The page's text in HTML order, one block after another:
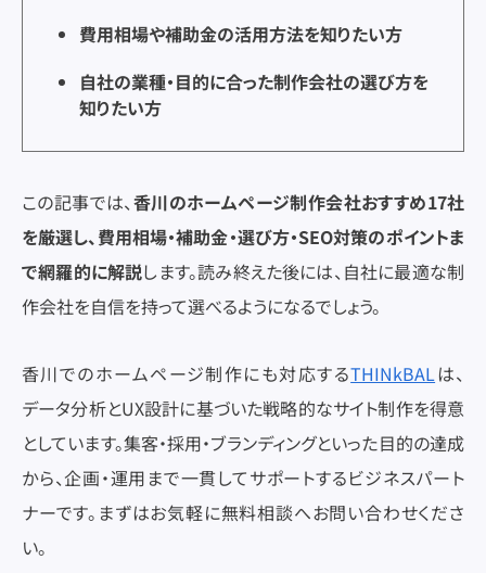
費用相場や補助金の活用方法を知りたい方
自社の業種・目的に合った制作会社の選び方を
知りたい方
この記事では、香川のホームページ制作会社おすすめ17社
を厳選し、費用相場・補助金・選び方・SEO対策のポイントま
で網羅的に解説します。読み終えた後には、自社に最適な制
作会社を自信を持って選べるようになるでしょう。
香川でのホームページ制作にも対応するTHINkBALは、
データ分析とUX設計に基づいた戦略的なサイト制作を得意
としています。集客・採用・ブランディングといった目的の達成
から、企画・運用まで一貫してサポートするビジネスパート
ナーです。まずはお気軽に無料相談へお問い合わせくださ
い。